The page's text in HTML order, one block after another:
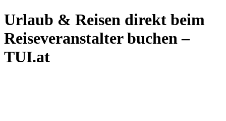
Urlaub & Reisen direkt beim
Reiseveranstalter buchen –
TUI.at